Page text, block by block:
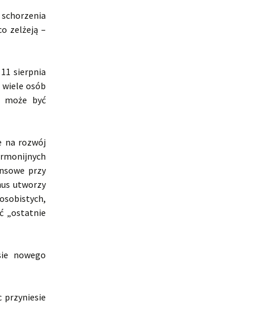
zelżeją –
sierpnia
wiele osób
być
na rozwój
przy
utworzy
„ostatnie
nowego
przyniesie